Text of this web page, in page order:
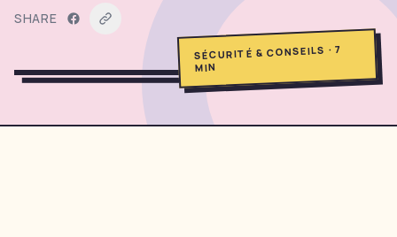
🇺🇸 FR
SHARE
SÉCURITÉ & CONSEILS · 7
MIN